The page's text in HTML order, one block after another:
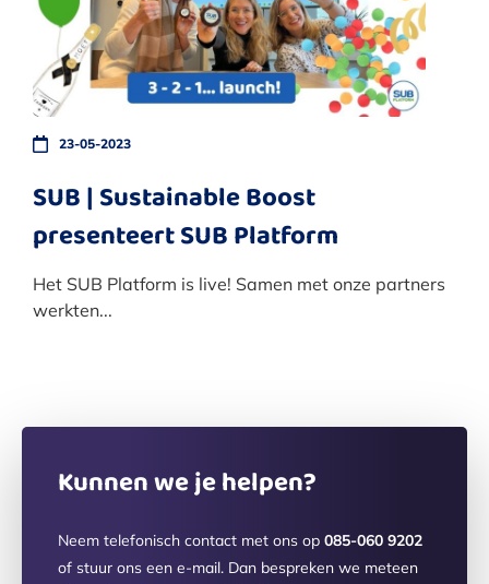
23-05-2023
SUB | Sustainable Boost
presenteert SUB Platform
Het SUB Platform is live! Samen met onze partners
werkten...
Kunnen we je helpen?
Neem telefonisch contact met ons op 085-060 9202
of stuur ons een e-mail. Dan bespreken we meteen